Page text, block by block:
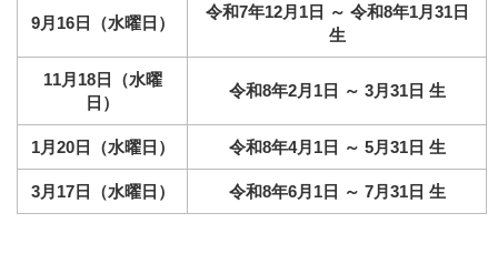
9月16日（水曜日）
令和7年12月1日 ～ 令和8年1月31日
生
11月18日（水曜
日）
令和8年2月1日 ～ 3月31日 生
1月20日（水曜日） 令和8年4月1日 ～ 5月31日 生
3月17日（水曜日） 令和8年6月1日 ～ 7月31日 生